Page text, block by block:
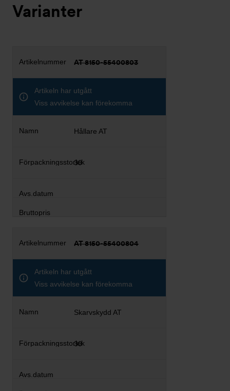
Varianter
AT 8150-55400803
Artikeln har utgått
Viss avvikelse kan förekomma
Hållare AT
30
AT 8150-55400804
Artikeln har utgått
Viss avvikelse kan förekomma
Skarvskydd AT
30